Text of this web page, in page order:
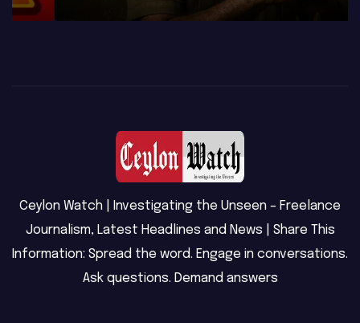
Ceylon Watch | Investigating the Unseen – Freelance
Journalism, Latest Headlines and News | Share This
Information: Spread the word. Engage in conversations.
Ask questions. Demand answers